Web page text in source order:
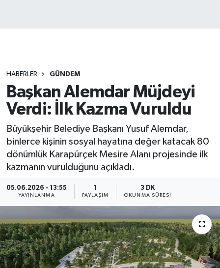
HABERLER GÜNDEM
Başkan Alemdar Müjdeyi
Verdi: İlk Kazma Vuruldu
Büyükşehir Belediye Başkanı Yusuf Alemdar,
binlerce kişinin sosyal hayatına değer katacak 80
dönümlük Karapürçek Mesire Alanı projesinde ilk
kazmanın vurulduğunu açıkladı.
05.06.2026 - 13:55
YAYINLANMA PAYLAŞIM
3 DK
OKUNMA SÜRESI